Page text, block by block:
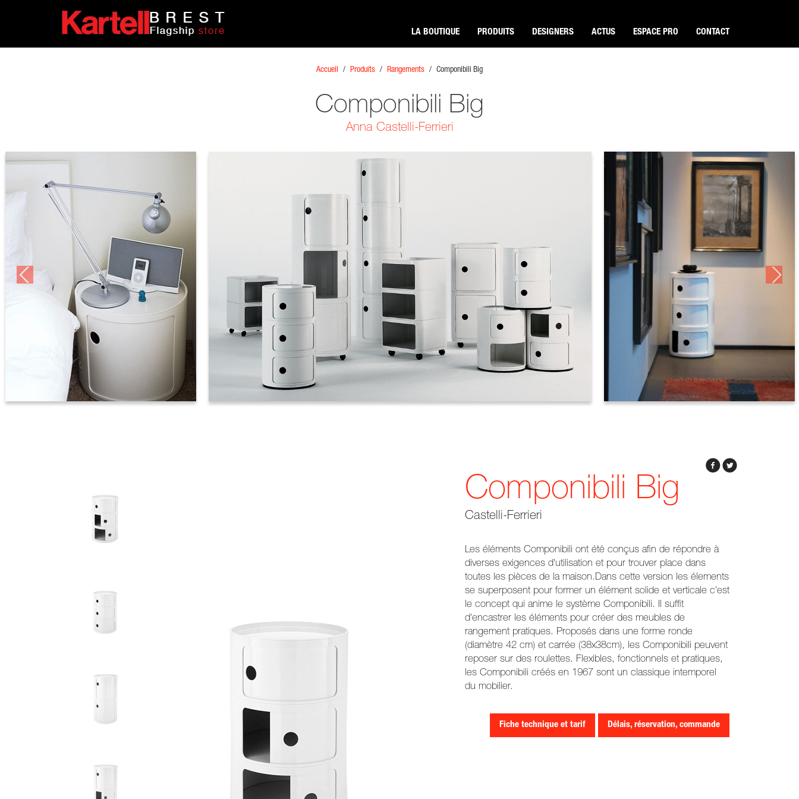
LA BOUTIQUE PRODUITS DESIGNERS ACTUS ESPACE PRO CONTACT
Accueil / Produits / Rangements / Componibili Big
Componibili Big
Anna Castelli-Ferrieri
Componibili Big
Castelli-Ferrieri
Les éléments Componibili ont été conçus afin de répondre à
diverses exigences d'utilisation et pour trouver place dans
toutes les pièces de la maison.Dans cette version les élements
se superposent pour former un élément solide et verticale c'est
le concept qui anime le système Componibili. Il suffit
d'encastrer les éléments pour créer des meubles de
rangement pratiques. Proposés dans une forme ronde
(diamètre 42 cm) et carrée (38x38cm), les Componibili peuvent
reposer sur des roulettes. Flexibles, fonctionnels et pratiques,
les Componibili créés en 1967 sont un classique intemporel
du mobilier.
Délais, réservation, commande
Fiche technique et tarif